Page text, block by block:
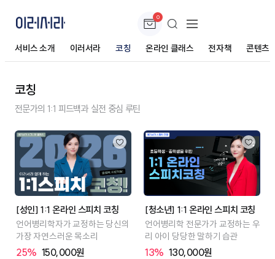
0
서비스 소개 이러서라 코칭 온라인 클래스 전자책 콘텐츠
코칭
전문가의 1:1 피드백과 실전 중심 루틴
[성인] 1:1 온라인 스피치 코칭
언어병리학자가 교정하는 당신의
가장 자연스러운 목소리
25% 150,000원
[청소년] 1:1 온라인 스피치 코칭
언어병리학 전문가가 교정하는 우
리 아이 당당한 말하기 습관
13% 130,000원